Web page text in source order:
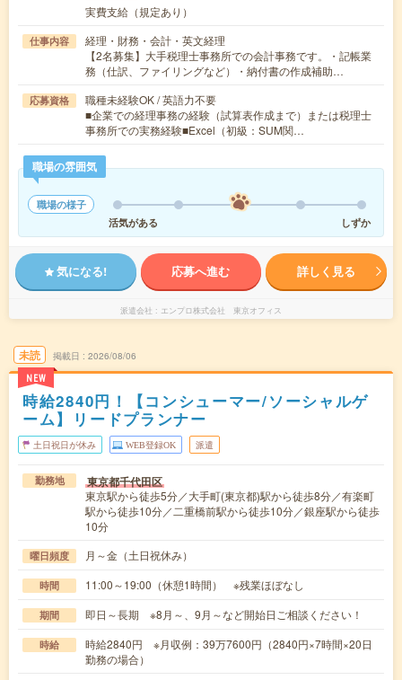
実費支給（規定あり）
仕事内容
経理・財務・会計・英文経理
【2名募集】大手税理士事務所での会計事務です。・記帳業
務（仕訳、ファイリングなど）・納付書の作成補助…
応募資格
職種未経験OK / 英語力不要
■企業での経理事務の経験（試算表作成まで）または税理士
事務所での実務経験■Excel（初級：SUM関…
職場の雰囲気
職場の様子
活気がある
しずか
気になる! 応募へ進む 詳しく見る
派遣会社 エンプロ株式会社 東京オフィス
未読
NEW
掲載日 2026/08/06
時給2840円！【コンシューマー/ソーシャルゲ
ーム】リードプランナー
土日祝日が休み WEB登録OK 派遣
勤務地 東京都千代田区
東京駅から徒歩5分／大手町(東京都)駅から徒歩8分／有楽町
駅から徒歩10分／二重橋前駅から徒歩10分／銀座駅から徒歩
10分
曜日頻度 月～金（土日祝休み）
時間 11:00～19:00（休憩1時間） ※残業ほぼなし
期間 即日～長期 ※8月～、9月～など開始日ご相談ください！
時給
時給2840円 ※月収例：39万7600円（2840円×7時間×20日
勤務の場合）